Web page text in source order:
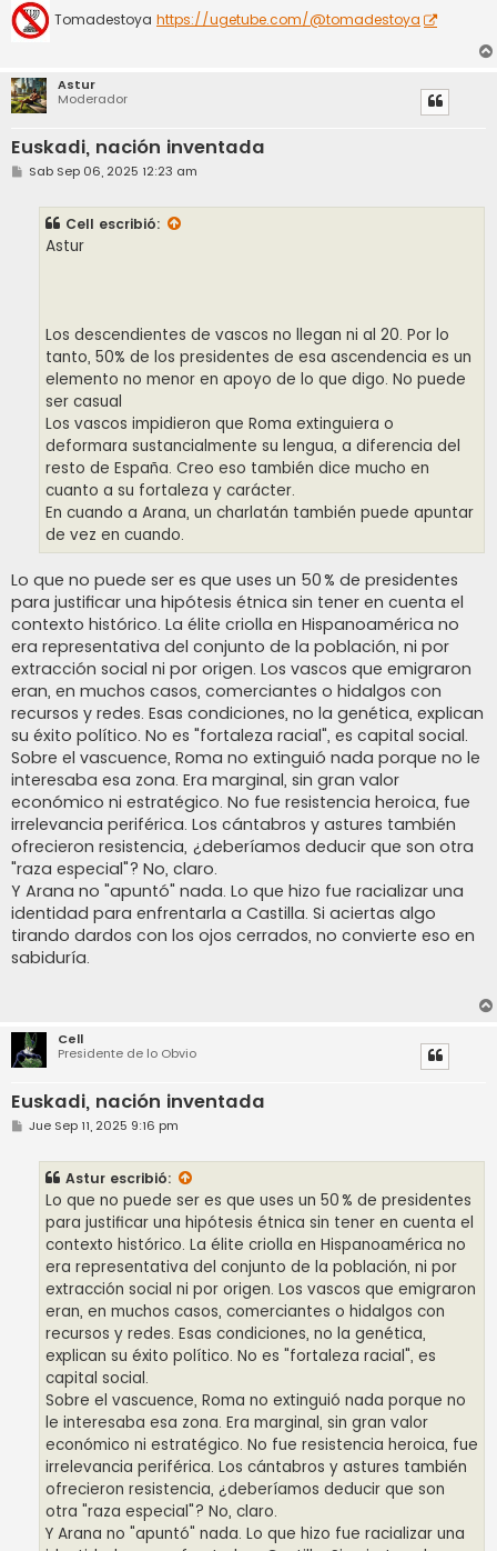
Tomadestoya https://ugetube.com/@tomadestoya
Astur
Moderador
Euskadi, nación inventada
M
Sab Sep 06, 2025 12:23 am
Cell escribió:
Astur
Los descendientes de vascos no llegan ni al 20. Por lo
tanto, 50% de los presidentes de esa ascendencia es un
elemento no menor en apoyo de lo que digo. No puede
ser casual
Los vascos impidieron que Roma extinguiera o
deformara sustancialmente su lengua, a diferencia del
resto de España. Creo eso también dice mucho en
cuanto a su fortaleza y carácter.
En cuando a Arana, un charlatán también puede apuntar
de vez en cuando.
Lo que no puede ser es que uses un 50 % de presidentes
para justificar una hipótesis étnica sin tener en cuenta el
contexto histórico. La élite criolla en Hispanoamérica no
era representativa del conjunto de la población, ni por
extracción social ni por origen. Los vascos que emigraron
eran, en muchos casos, comerciantes o hidalgos con
recursos y redes. Esas condiciones, no la genética, explican
su éxito político. No es "fortaleza racial", es capital social.
Sobre el vascuence, Roma no extinguió nada porque no le
interesaba esa zona. Era marginal, sin gran valor
económico ni estratégico. No fue resistencia heroica, fue
irrelevancia periférica. Los cántabros y astures también
ofrecieron resistencia, ¿deberíamos deducir que son otra
"raza especial"? No, claro.
Y Arana no "apuntó" nada. Lo que hizo fue racializar una
identidad para enfrentarla a Castilla. Si aciertas algo
tirando dardos con los ojos cerrados, no convierte eso en
sabiduría.
Cell
Presidente de lo Obvio
Euskadi, nación inventada
M
Jue Sep 11, 2025 9:16 pm
Astur escribió:
Lo que no puede ser es que uses un 50 % de presidentes
para justificar una hipótesis étnica sin tener en cuenta el
contexto histórico. La élite criolla en Hispanoamérica no
era representativa del conjunto de la población, ni por
extracción social ni por origen. Los vascos que emigraron
eran, en muchos casos, comerciantes o hidalgos con
recursos y redes. Esas condiciones, no la genética,
explican su éxito político. No es "fortaleza racial", es
capital social.
Sobre el vascuence, Roma no extinguió nada porque no
le interesaba esa zona. Era marginal, sin gran valor
económico ni estratégico. No fue resistencia heroica, fue
irrelevancia periférica. Los cántabros y astures también
ofrecieron resistencia, ¿deberíamos deducir que son
otra "raza especial"? No, claro.
Y Arana no "apuntó" nada. Lo que hizo fue racializar una